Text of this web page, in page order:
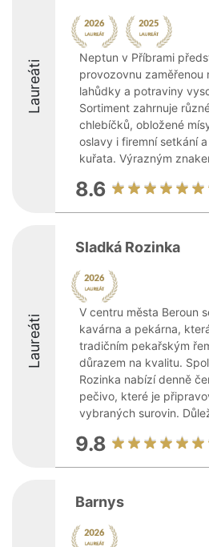
Laureáti
Neptun v Příbrami
provozovnu zaměřenou
lahůdky a potraviny
Sortiment zahrnuje
chlebíčků, obložené
oslavy i firemní setkání
kuřata. Výrazným
8.6
Laureáti
Sladká Rozinka
V centru města Beroun
kavárna a pekárna,
tradičním pekařským
důrazem na kvalitu.
Rozinka nabízí denně
pečivo, které je
vybraných surovin.
9.8
Barnys